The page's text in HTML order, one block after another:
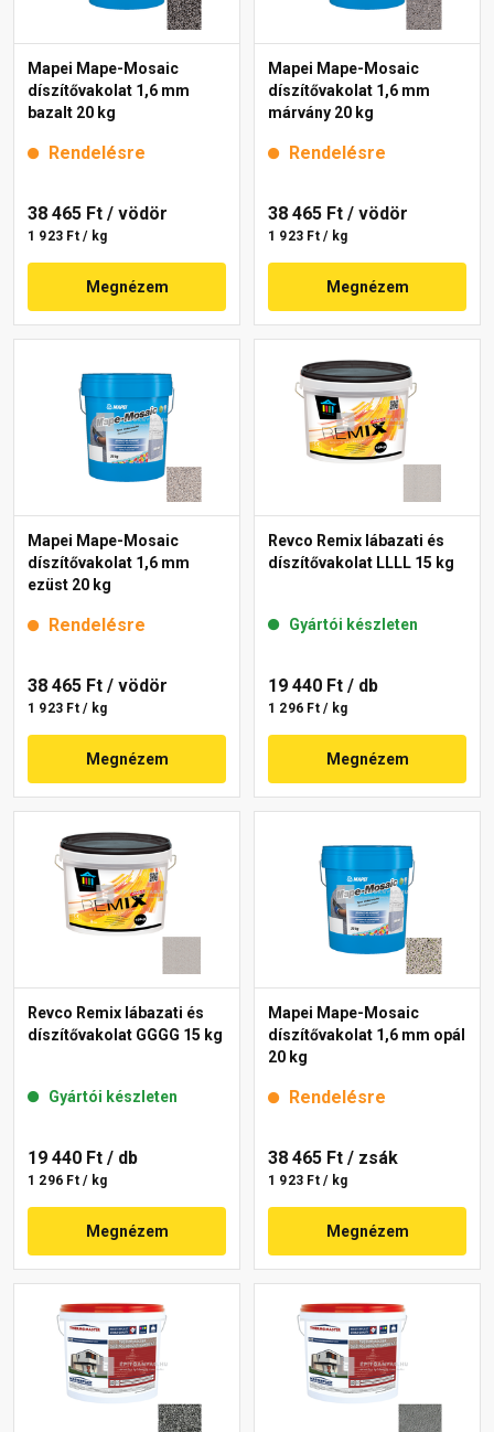
Mapei Mape-Mosaic
díszítővakolat 1,6 mm
bazalt 20 kg
Rendelésre
38 465 Ft / vödör
1 923 Ft / kg
Megnézem
Mapei Mape-Mosaic
díszítővakolat 1,6 mm
márvány 20 kg
Rendelésre
38 465 Ft / vödör
1 923 Ft / kg
Megnézem
Mapei Mape-Mosaic
díszítővakolat 1,6 mm
ezüst 20 kg
Rendelésre
38 465 Ft / vödör
1 923 Ft / kg
Megnézem
Revco Remix lábazati és
díszítővakolat LLLL 15 kg
Gyártói készleten
19 440 Ft / db
1 296 Ft / kg
Megnézem
Revco Remix lábazati és
díszítővakolat GGGG 15 kg
Gyártói készleten
19 440 Ft / db
1 296 Ft / kg
Megnézem
Mapei Mape-Mosaic
díszítővakolat 1,6 mm opál
20 kg
Rendelésre
38 465 Ft / zsák
1 923 Ft / kg
Megnézem